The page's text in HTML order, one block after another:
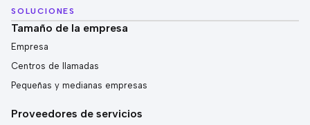
SOLUCIONES
Tamaño de la empresa
Empresa
Centros de llamadas
Pequeñas y medianas empresas
Proveedores de servicios